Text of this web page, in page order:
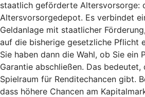
staatlich geförderte Altersvorsorge:
Altersvorsorgedepot. Es verbindet
Geldanlage mit staatlicher
auf die bisherige gesetzliche Pflicht
Sie haben dann die Wahl, ob Sie ein
Garantie abschließen. Das bedeutet,
Spielraum für Renditechancen gibt.
dass höhere Chancen am